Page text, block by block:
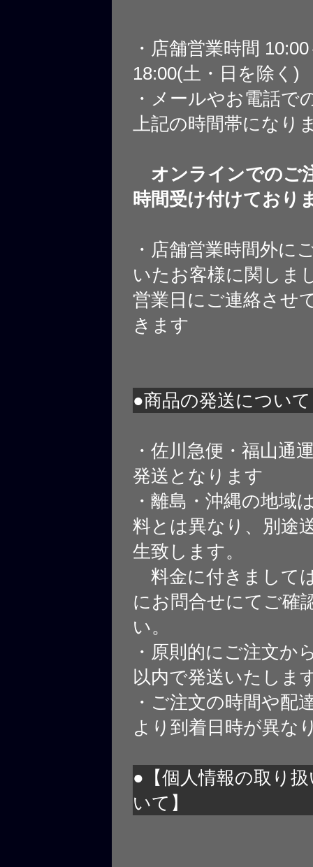
・店舗営業時間
18:00(土・日を除く)
・メールやお電話で
上記の時間帯になり
オンラインでのご
時間受け付けており
・店舗営業時間外に
いたお客様に関しま
営業日にご連絡させ
きます
●商品の発送について
・佐川急便・福山通
発送となります
・離島・沖縄の地域
料とは異なり、別途
生致します。
料金に付きまして
にお問合せにてご確
い。
・原則的にご注文か
以内で発送いたしま
・ご注文の時間や配
より到着日時が異な
●【個人情報の取り
いて】